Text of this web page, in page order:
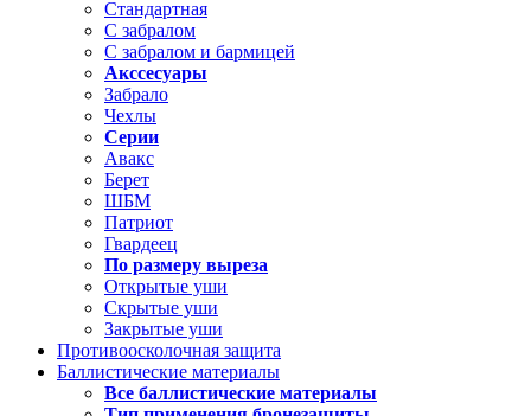
Стандартная
С забралом
С забралом и бармицей
Акссесуары
Забрало
Чехлы
Серии
Авакс
Берет
ШБМ
Патриот
Гвардеец
По размеру выреза
Открытые уши
Скрытые уши
Закрытые уши
Противоосколочная защита
Баллистические материалы
Все баллистические материалы